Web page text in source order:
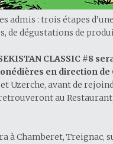
admis : trois étapes
de dégustations de
CLASSIC #8
en direction de
Uzerche, avant de
au
à Chamberet, Treignac,